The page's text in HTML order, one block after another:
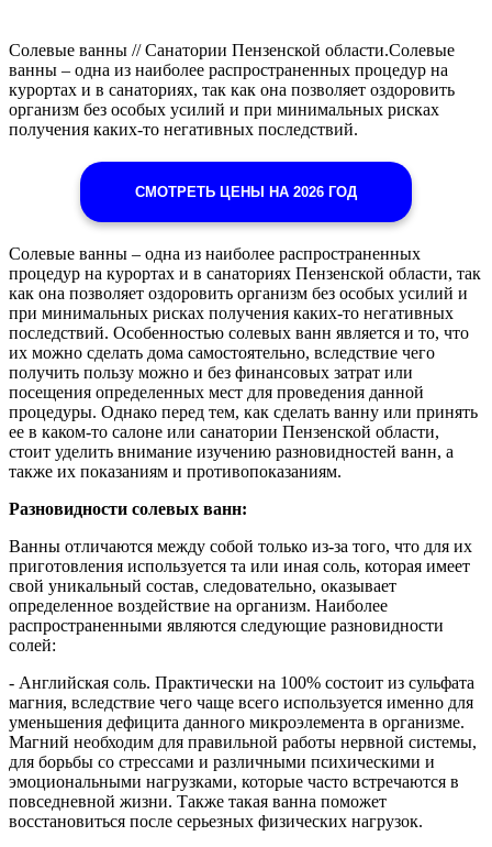
Солевые ванны // Санатории Пензенской области.Солевые
ванны – одна из наиболее распространенных процедур на
курортах и в санаториях, так как она позволяет оздоровить
организм без особых усилий и при минимальных рисках
получения каких-то негативных последствий.
СМОТРЕТЬ ЦЕНЫ НА 2026 ГОД
Солевые ванны – одна из наиболее распространенных
процедур на курортах и в санаториях Пензенской области, так
как она позволяет оздоровить организм без особых усилий и
при минимальных рисках получения каких-то негативных
последствий. Особенностью солевых ванн является и то, что
их можно сделать дома самостоятельно, вследствие чего
получить пользу можно и без финансовых затрат или
посещения определенных мест для проведения данной
процедуры. Однако перед тем, как сделать ванну или принять
ее в каком-то салоне или санатории Пензенской области,
стоит уделить внимание изучению разновидностей ванн, а
также их показаниям и противопоказаниям.
Разновидности солевых ванн:
Ванны отличаются между собой только из-за того, что для их
приготовления используется та или иная соль, которая имеет
свой уникальный состав, следовательно, оказывает
определенное воздействие на организм. Наиболее
распространенными являются следующие разновидности
солей:
- Английская соль. Практически на 100% состоит из сульфата
магния, вследствие чего чаще всего используется именно для
уменьшения дефицита данного микроэлемента в организме.
Магний необходим для правильной работы нервной системы,
для борьбы со стрессами и различными психическими и
эмоциональными нагрузками, которые часто встречаются в
повседневной жизни. Также такая ванна поможет
восстановиться после серьезных физических нагрузок.